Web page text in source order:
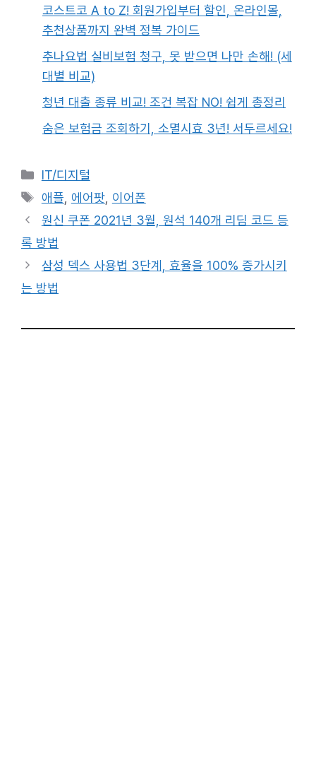
코스트코 A to Z! 회원가입부터 할인, 온라인몰,
추천상품까지 완벽 정복 가이드
추나요법 실비보험 청구, 못 받으면 나만 손해! (세
대별 비교)
청년 대출 종류 비교! 조건 복잡 NO! 쉽게 총정리
숨은 보험금 조회하기, 소멸시효 3년! 서두르세요!
카
테
고
리
IT/디지털
태
그
애플 에어팟, 이어폰
원신 쿠폰 2021년 3월, 원석 140개 리딤 코드 등
록 방법
삼성 덱스 사용법 3단계, 효율을 100% 증가시키
는 방법